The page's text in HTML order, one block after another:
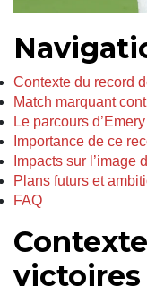
Contexte du record
Match marquant
Le parcours
Importance de ce
Impacts sur l’image
Plans futurs et
FAQ
victoires